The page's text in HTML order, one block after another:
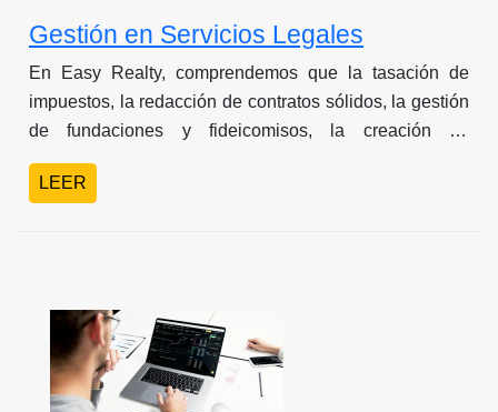
Gestión en Servicios Legales
En Easy Realty, comprendemos que la tasación de
impuestos, la redacción de contratos sólidos, la gestión
de fundaciones y fideicomisos, la creación de
sociedades anónimas, y la resolución efectiva de
disputas legales son elementos críticos en cualquier
LEER